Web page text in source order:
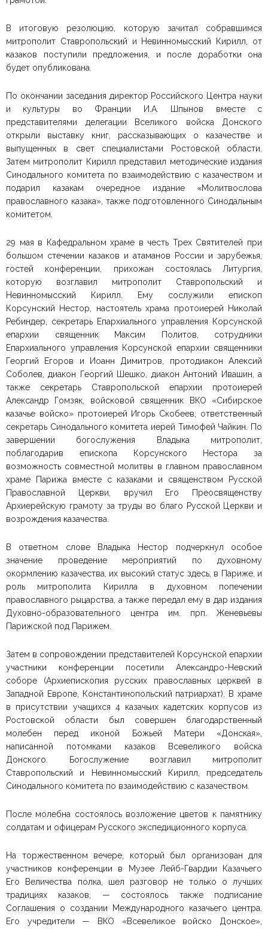
В итоговую резолюцию, которую зачитал собравшимся
митрополит Ставропольский и Невинномысский Кирилл, от
казаков поступили предложения, и после доработки она
будет опубликована.
По окончании заседания директор Российского Центра науки
и культуры во Франции И.А. Шпынов вместе с
представителями делегации Вселикого войска Донского
открыли выставку книг, рассказывающих о казачестве и
выпущенных в свет специалистами Ростовской области.
Затем митрополит Кирилл представил методические издания
Синодального комитета по взаимодействию с казачеством и
подарил казакам очередное издание «Молитвослова
православного казака», также подготовленного Синодальным
комитетом.
29 мая в Кафедральном храме в честь Трех Святителей при
большом стечении казаков и атаманов России и зарубежья,
гостей конференции, прихожан состоялась Литургия,
которую возглавил митрополит Ставропольский и
Невинномысский Кирилл. Ему сослужили епископ
Корсунский Нестор, настоятель храма протоиерей Николай
Ребиндер, секретарь Епархиального управления Корсунской
епархии священник Максим Политов, сотрудники
Епархиального управления Корсунской епархии священники
Георгий Егоров и Иоанн Димитров, протодиакон Алексий
Соболев, диакон Георгий Шешко, диакон Антоний Ивашин, а
также секретарь Ставропольской епархии протоиерей
Александр Гомзяк, войсковой священник ВКО «Сибирское
казачье войско» протоиерей Игорь Скобеев, ответственный
секретарь Синодального комитета иерей Тимофей Чайкин. По
завершении богослужения Владыка митрополит,
поблагодарив епископа Корсунского Нестора за
возможность совместной молитвы в главном православном
храме Парижа вместе с казаками и священством Русской
Православной Церкви, вручил Его Преосвященству
Архиерейскую грамоту за труды во благо Русской Церкви и
возрождения казачества.
В ответном слове Владыка Нестор подчеркнул особое
значение проведение мероприятий по духовному
окормлению казачества, их высокий статус здесь, в Париже, и
роль митрополита Кирилла в духовном попечении
православного рыцарства, а также передал ему в дар издания
Духовно-образовательного центра им. прп. Женевьевы
Парижской под Парижем.
Затем в сопровождении представителей Корсунской епархии
участники конференции посетили Александро-Невский
соборе (Архиепископия русских православных церквей в
Западной Европе, Константинопольский патриархат). В храме
в присутствии учащихся 4 казачьих кадетских корпусов из
Ростовской области был совершен благодарственный
молебен перед иконой Божьей Матери «Донская»,
написанной потомками казаков Всевеликого войска
Донского. Богослужение возглавил митрополит
Ставропольский и Невинномысский Кирилл, председатель
Синодального комитета по взаимодействию с казачеством.
После молебна состоялось возложение цветов к памятнику
солдатам и офицерам Русского экспедиционного корпуса.
На торжественном вечере, который был организован для
участников конференции в Музее Лейб-Гвардии Казачьего
Его Величества полка, шел разговор не только о лучших
традициях казаков, — состоялось также подписание
Соглашения о создании Международного казачьего центра.
Его учредители — ВКО «Всевеликое войско Донское»,